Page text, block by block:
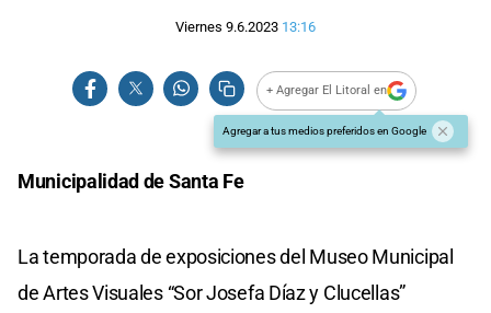
Viernes 9.6.2023 13:16
+ Agregar El Litoral en
Agregar a tus medios preferidos en Google
Municipalidad de Santa Fe
La temporada de exposiciones del Museo Municipal
de Artes Visuales “Sor Josefa Díaz y Clucellas”